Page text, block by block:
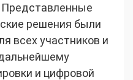
решения были
всех участников и
и цифровой